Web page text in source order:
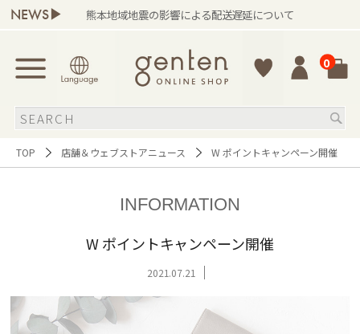
NEWS▶ 熊本地域地震の影響による配送遅延について
0
TOP 店舗＆ウェブストアニュース W ポイントキャンペーン開催
INFORMATION
W ポイントキャンペーン開催
2021.07.21